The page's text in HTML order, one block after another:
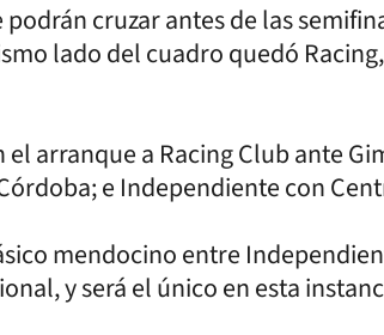
podrán cruzar antes de las
lado del cuadro quedó
el arranque a Racing Club ante
e Independiente con
mendocino entre
y será el único en esta